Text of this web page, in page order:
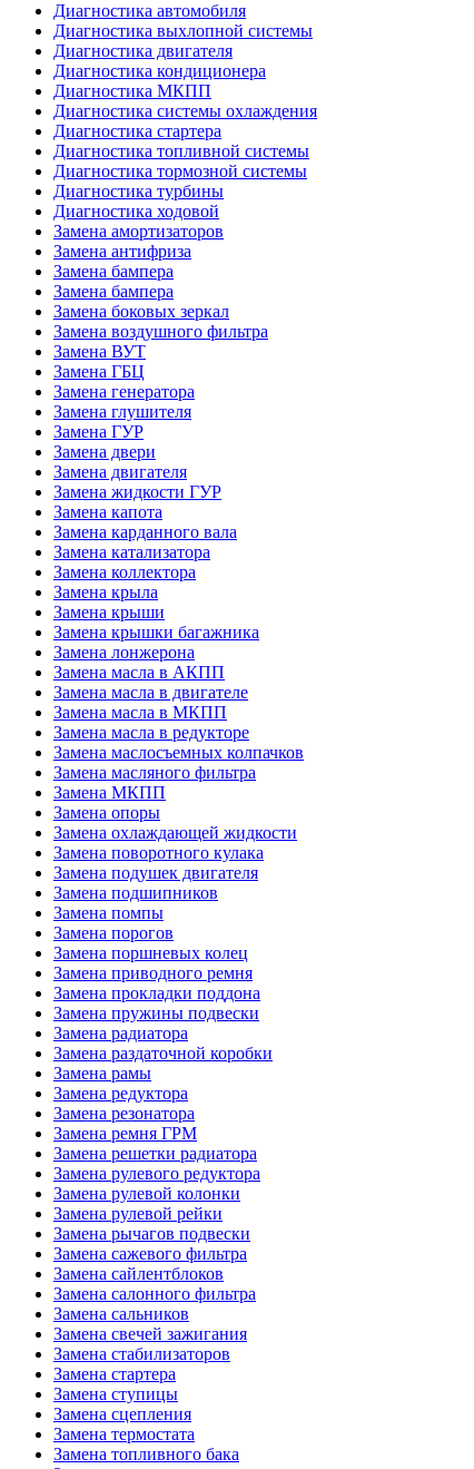
Диагностика автомобиля
Диагностика выхлопной системы
Диагностика двигателя
Диагностика кондиционера
Диагностика МКПП
Диагностика системы охлаждения
Диагностика стартера
Диагностика топливной системы
Диагностика тормозной системы
Диагностика турбины
Диагностика ходовой
Замена амортизаторов
Замена антифриза
Замена бампера
Замена бампера
Замена боковых зеркал
Замена воздушного фильтра
Замена ВУТ
Замена ГБЦ
Замена генератора
Замена глушителя
Замена ГУР
Замена двери
Замена двигателя
Замена жидкости ГУР
Замена капота
Замена карданного вала
Замена катализатора
Замена коллектора
Замена крыла
Замена крыши
Замена крышки багажника
Замена лонжерона
Замена масла в АКПП
Замена масла в двигателе
Замена масла в МКПП
Замена масла в редукторе
Замена маслосъемных колпачков
Замена масляного фильтра
Замена МКПП
Замена опоры
Замена охлаждающей жидкости
Замена поворотного кулака
Замена подушек двигателя
Замена подшипников
Замена помпы
Замена порогов
Замена поршневых колец
Замена приводного ремня
Замена прокладки поддона
Замена пружины подвески
Замена радиатора
Замена раздаточной коробки
Замена рамы
Замена редуктора
Замена резонатора
Замена ремня ГРМ
Замена решетки радиатора
Замена рулевого редуктора
Замена рулевой колонки
Замена рулевой рейки
Замена рычагов подвески
Замена сажевого фильтра
Замена сайлентблоков
Замена салонного фильтра
Замена сальников
Замена свечей зажигания
Замена стабилизаторов
Замена стартера
Замена ступицы
Замена сцепления
Замена термостата
Замена топливного бака